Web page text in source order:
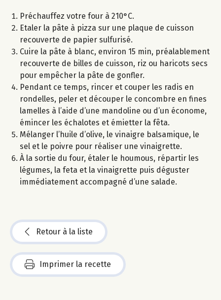
Préchauffez votre four à 210°C.
Etaler la pâte à pizza sur une plaque de cuisson
recouverte de papier sulfurisé.
Cuire la pâte à blanc, environ 15 min, préalablement
recouverte de billes de cuisson, riz ou haricots secs
pour empêcher la pâte de gonfler.
Pendant ce temps, rincer et couper les radis en
rondelles, peler et découper le concombre en fines
lamelles à l’aide d’une mandoline ou d’un économe,
émincer les échalotes et émietter la fêta.
Mélanger l’huile d’olive, le vinaigre balsamique, le
sel et le poivre pour réaliser une vinaigrette.
À la sortie du four, étaler le houmous, répartir les
légumes, la feta et la vinaigrette puis déguster
immédiatement accompagné d’une salade.
Retour à la liste
Imprimer la recette